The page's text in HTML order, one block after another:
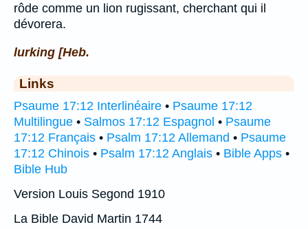
rôde comme un lion rugissant, cherchant qui il
dévorera.
lurking [Heb.
Links
Psaume 17:12 Interlinéaire • Psaume 17:12
Multilingue • Salmos 17:12 Espagnol • Psaume
17:12 Français • Psalm 17:12 Allemand • Psaume
17:12 Chinois • Psalm 17:12 Anglais • Bible Apps •
Bible Hub
Version Louis Segond 1910
La Bible David Martin 1744